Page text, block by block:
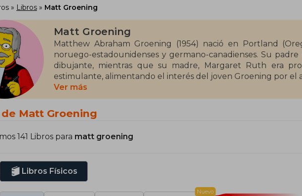
Libros Matt Groening
Matt Groening
Matthew Abraham Groening (1954) nació en Portland
noruego-estadounidenses y germano-canadienses. Su
dibujante, mientras que su madre, Margaret Ruth era
estimulante, alimentando el interés del joven Groening por el
Esto propició que Gorening escogiera el camino del
productor estadounidense. Es conocido a nivel mundial por
Los Simpson y Futurama. Es ganador del Emmy por Los
fama. La popularidad de Matt Groening le ha llevado a
estadounidenses. Su primer hijo se llama "Homer".
Ver más
Matt Groening
141 Libros para matt groening
Libros Físicos
Nuevo